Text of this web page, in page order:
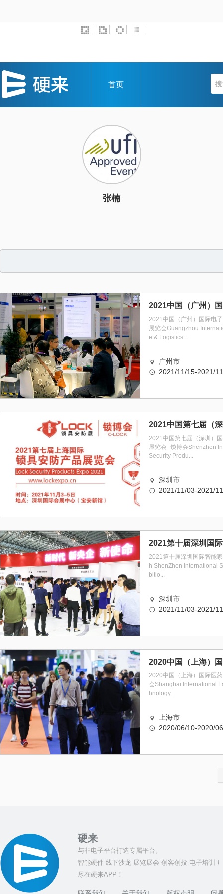
首页
张楠
2021中国（广州）国际电
展览会Guangzhou
e & Logistics...
广州市
2021/11/15-2021/
2021中国第七届（深圳）
展览会_锁博会Shenzhen
Security Produ...
深圳市
2021/11/03-2021/
2021第十届深圳国际智能
h ShenZhen International
bitio...
深圳市
2021/11/03-2021/
2020中国（上海）国际医
会Shanghai International
hnology...
上海市
2020/06/10-2020/
硬来
与非电子平台打造专属平台。
智能硬件 线下沙龙 展览展会 创客创投 电子培训
尽在硬来APP！